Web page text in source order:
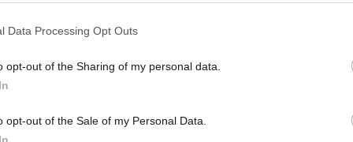
Data Processing Opt Outs
opt-out of the Sharing of my personal data.
opt-out of the Sale of my Personal Data.
dura un mese ma se la donna che gestisce il
la licenza.”
e Carabinieri di Alessandria ed ha posto l’accento
oro” ma anche delle sale con le slot.